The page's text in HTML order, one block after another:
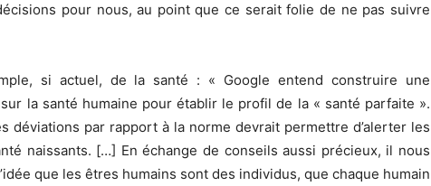
pour nous, au point que ce serait folie de ne pas suivre
si actuel, de la santé : « Google entend construire une
la santé humaine pour établir le profil de la « santé parfaite ».
déviations par rapport à la norme devrait permettre d’alerter les
naissants. […] En échange de conseils aussi précieux, il nous
que les êtres humains sont des individus, que chaque humain